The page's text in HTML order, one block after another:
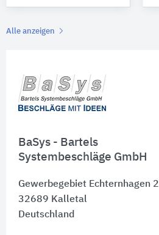
BaSys - Bartels
Systembeschläge GmbH
Gewerbegebiet Echternhagen 2
32689 Kalletal
Deutschland
Alle anzeigen